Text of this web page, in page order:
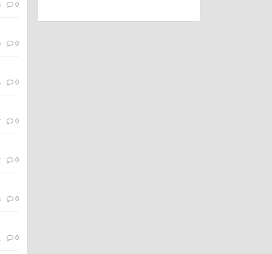
0
0
0
0
0
0
0